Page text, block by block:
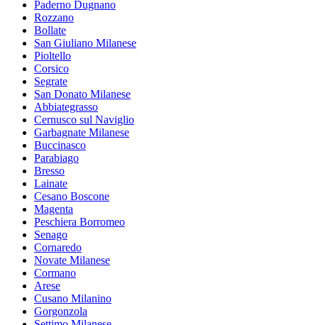
Paderno Dugnano
Rozzano
Bollate
San Giuliano Milanese
Pioltello
Corsico
Segrate
San Donato Milanese
Abbiategrasso
Cernusco sul Naviglio
Garbagnate Milanese
Buccinasco
Parabiago
Bresso
Lainate
Cesano Boscone
Magenta
Peschiera Borromeo
Senago
Cornaredo
Novate Milanese
Cormano
Arese
Cusano Milanino
Gorgonzola